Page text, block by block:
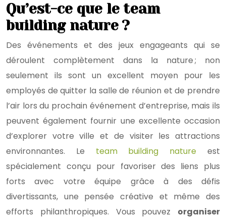
Qu’est-ce que le team
building nature ?
Des événements et des jeux engageants qui se
déroulent complètement dans la nature ; non
seulement ils sont un excellent moyen pour les
employés de quitter la salle de réunion et de prendre
l’air lors du prochain événement d’entreprise, mais ils
peuvent également fournir une excellente occasion
d’explorer votre ville et de visiter les attractions
environnantes. Le team building nature est
spécialement conçu pour favoriser des liens plus
forts avec votre équipe grâce à des défis
divertissants, une pensée créative et même des
efforts philanthropiques. Vous pouvez organiser